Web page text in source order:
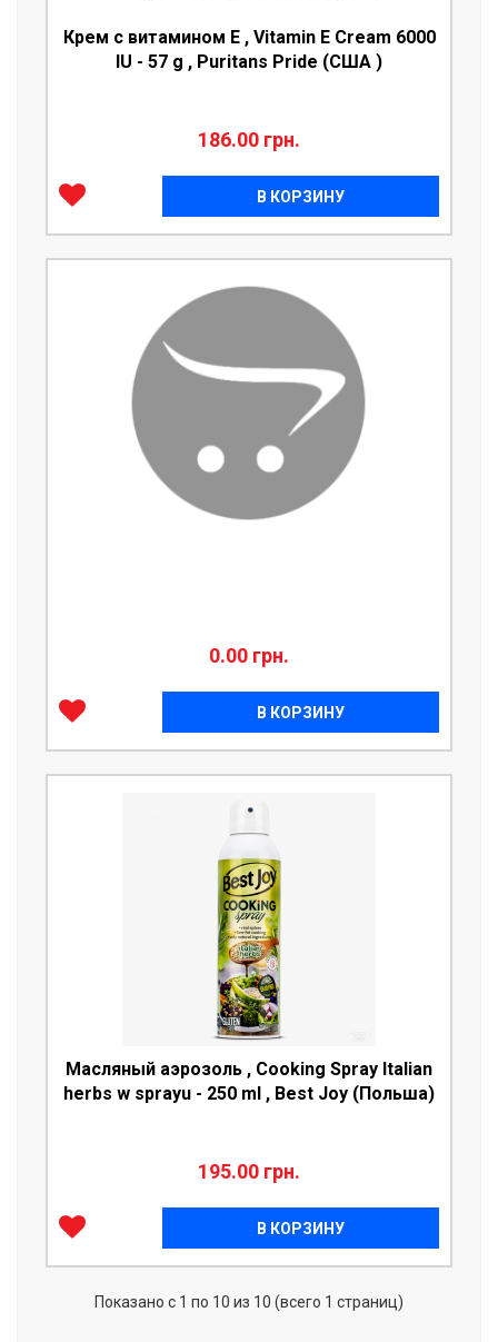
Крем с витамином Е , Vitamin E Cream 6000
IU - 57 g , Puritans Pride (США )
186.00 грн.
В КОРЗИНУ
0.00 грн.
В КОРЗИНУ
Масляный аэрозоль , Cooking Spray Italian
herbs w sprayu - 250 ml , Best Joy (Польша)
195.00 грн.
В КОРЗИНУ
Показано с 1 по 10 из 10 (всего 1 страниц)